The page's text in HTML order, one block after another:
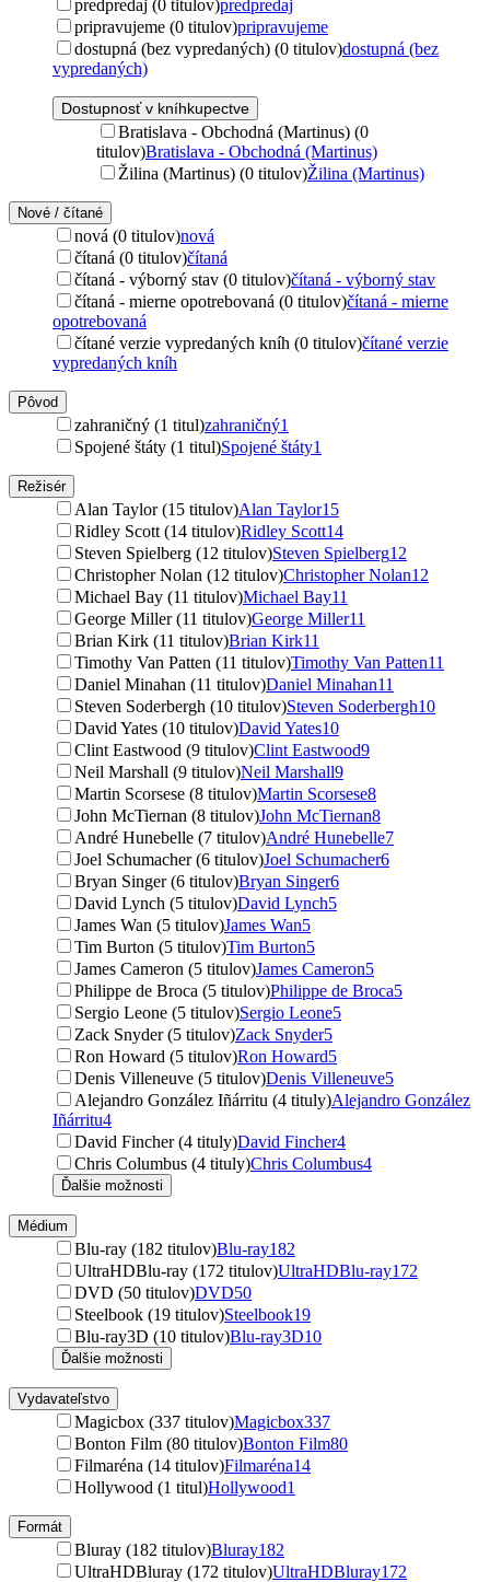
predpredaj (0 titulov)predpredaj
pripravujeme (0 titulov)pripravujeme
dostupná (bez vypredaných) (0 titulov)dostupná (bez
vypredaných)
Dostupnosť v kníhkupectve
Bratislava - Obchodná (Martinus) (0
titulov)Bratislava - Obchodná (Martinus)
Žilina (Martinus) (0 titulov)Žilina (Martinus)
Nové / čítané
nová (0 titulov)nová
čítaná (0 titulov)čítaná
čítaná - výborný stav (0 titulov)čítaná - výborný stav
čítaná - mierne opotrebovaná (0 titulov)čítaná - mierne
opotrebovaná
čítané verzie vypredaných kníh (0 titulov)čítané verzie
vypredaných kníh
Pôvod
zahraničný (1 titul)zahraničný1
Spojené štáty (1 titul)Spojené štáty1
Režisér
Alan Taylor (15 titulov)Alan Taylor15
Ridley Scott (14 titulov)Ridley Scott14
Steven Spielberg (12 titulov)Steven Spielberg12
Christopher Nolan (12 titulov)Christopher Nolan12
Michael Bay (11 titulov)Michael Bay11
George Miller (11 titulov)George Miller11
Brian Kirk (11 titulov)Brian Kirk11
Timothy Van Patten (11 titulov)Timothy Van Patten11
Daniel Minahan (11 titulov)Daniel Minahan11
Steven Soderbergh (10 titulov)Steven Soderbergh10
David Yates (10 titulov)David Yates10
Clint Eastwood (9 titulov)Clint Eastwood9
Neil Marshall (9 titulov)Neil Marshall9
Martin Scorsese (8 titulov)Martin Scorsese8
John McTiernan (8 titulov)John McTiernan8
André Hunebelle (7 titulov)André Hunebelle7
Joel Schumacher (6 titulov)Joel Schumacher6
Bryan Singer (6 titulov)Bryan Singer6
David Lynch (5 titulov)David Lynch5
James Wan (5 titulov)James Wan5
Tim Burton (5 titulov)Tim Burton5
James Cameron (5 titulov)James Cameron5
Philippe de Broca (5 titulov)Philippe de Broca5
Sergio Leone (5 titulov)Sergio Leone5
Zack Snyder (5 titulov)Zack Snyder5
Ron Howard (5 titulov)Ron Howard5
Denis Villeneuve (5 titulov)Denis Villeneuve5
Alejandro González Iñárritu (4 tituly)Alejandro González
Iñárritu4
David Fincher (4 tituly)David Fincher4
Chris Columbus (4 tituly)Chris Columbus4
Ďalšie možnosti
Médium
Blu-ray (182 titulov)Blu-ray182
UltraHDBlu-ray (172 titulov)UltraHDBlu-ray172
DVD (50 titulov)DVD50
Steelbook (19 titulov)Steelbook19
Blu-ray3D (10 titulov)Blu-ray3D10
Ďalšie možnosti
Vydavateľstvo
Magicbox (337 titulov)Magicbox337
Bonton Film (80 titulov)Bonton Film80
Filmaréna (14 titulov)Filmaréna14
Hollywood (1 titul)Hollywood1
Formát
Bluray (182 titulov)Bluray182
UltraHDBluray (172 titulov)UltraHDBluray172